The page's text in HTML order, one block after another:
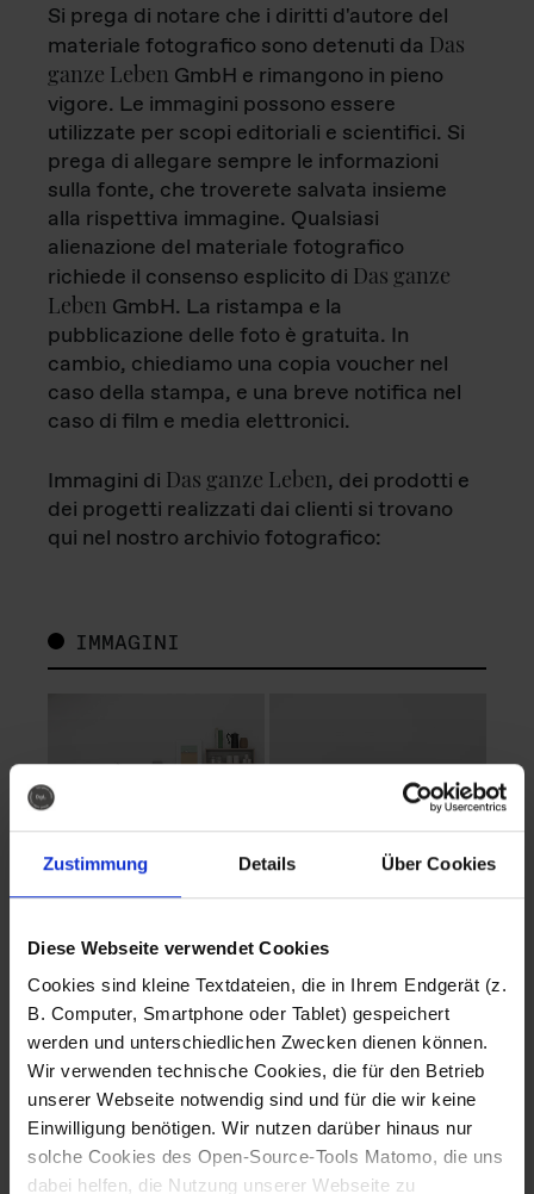
Zustimmung Details Über Cookies
Diese Webseite verwendet Cookies
Cookies sind kleine Textdateien, die in Ihrem Endgerät (z.
B. Computer, Smartphone oder Tablet) gespeichert
werden und unterschiedlichen Zwecken dienen können.
Wir verwenden technische Cookies, die für den Betrieb
unserer Webseite notwendig sind und für die wir keine
Einwilligung benötigen. Wir nutzen darüber hinaus nur
solche Cookies des Open-Source-Tools Matomo, die uns
dabei helfen, die Nutzung unserer Webseite zu
Si prega di notare che i diritti d'autore del
materiale fotografico sono detenuti da Das
ganze Leben GmbH e rimangono in pieno
vigore. Le immagini possono essere
utilizzate per scopi editoriali e scientifici. Si
prega di allegare sempre le informazioni
sulla fonte, che troverete salvata insieme
alla rispettiva immagine. Qualsiasi
alienazione del materiale fotografico
richiede il consenso esplicito di Das ganze
Leben GmbH. La ristampa e la
pubblicazione delle foto è gratuita. In
cambio, chiediamo una copia voucher nel
caso della stampa, e una breve notifica nel
caso di film e media elettronici.
Immagini di Das ganze Leben, dei prodotti e
dei progetti realizzati dai clienti si trovano
qui nel nostro archivio fotografico:
IMMAGINI
Fotografo: Lorenz
Sternbach
Download
Fotografo: Lorenz
Sternbach
Download